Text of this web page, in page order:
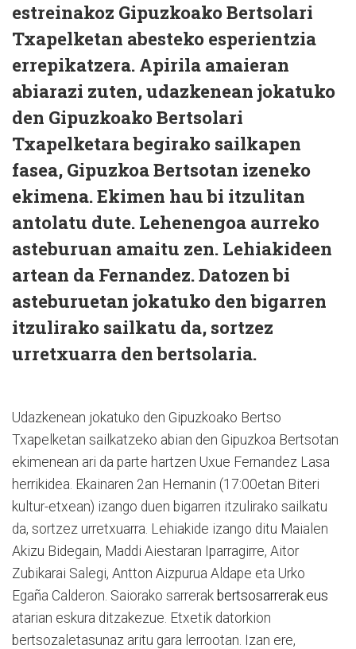
estreinakoz Gipuzkoako Bertsolari
Txapelketan abesteko esperientzia
errepikatzera. Apirila amaieran
abiarazi zuten, udazkenean jokatuko
den Gipuzkoako Bertsolari
Txapelketara begirako sailkapen
fasea, Gipuzkoa Bertsotan izeneko
ekimena. Ekimen hau bi itzulitan
antolatu dute. Lehenengoa aurreko
asteburuan amaitu zen. Lehiakideen
artean da Fernandez. Datozen bi
asteburuetan jokatuko den bigarren
itzulirako sailkatu da, sortzez
urretxuarra den bertsolaria.
Udazkenean jokatuko den Gipuzkoako Bertso
Txapelketan sailkatzeko abian den Gipuzkoa Bertsotan
ekimenean ari da parte hartzen Uxue Fernandez Lasa
herrikidea. Ekainaren 2an Hernanin (17:00etan Biteri
kultur-etxean) izango duen bigarren itzulirako sailkatu
da, sortzez urretxuarra. Lehiakide izango ditu Maialen
Akizu Bidegain, Maddi Aiestaran Iparragirre, Aitor
Zubikarai Salegi, Antton Aizpurua Aldape eta Urko
Egaña Calderon. Saiorako sarrerak bertsosarrerak.eus
atarian eskura ditzakezue. Etxetik datorkion
bertsozaletasunaz aritu gara lerrootan. Izan ere,